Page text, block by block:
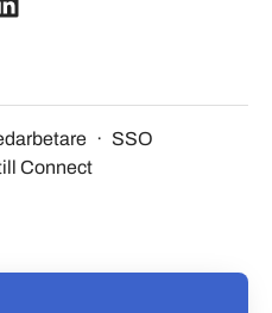
· SSO
Connect